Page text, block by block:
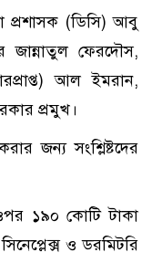
প্রশাসক (ডিসি) আবু
জান্নাতুল ফেরদৌস,
আল ইমরান,
প্রমুখ।
জন্য সংশ্লিষ্টদের
১৯০ কোটি টাকা
ও ডরমিটরি